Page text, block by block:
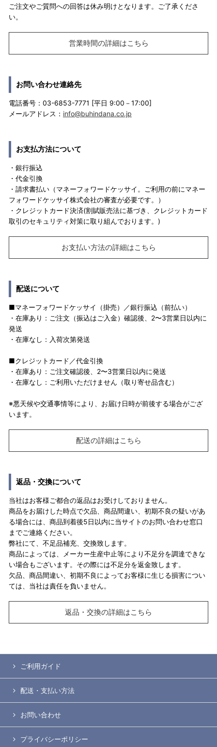
ご注文やご質問への回答は休み明けとなります。ご了承くださ
い。
営業時間の詳細はこちら
お問い合わせ連絡先
電話番号：03-6853-7771 [平日 9:00－17:00]
メールアドレス： info@buhindana.co.jp
お支払方法について
・銀行振込
・代金引換
・請求書払い（マネーフォワードケッサイ。ご利用の前にマネー
フォワードケッサイ株式会社の審査が必要です。）
・クレジットカード決済(割賦販売法に基づき、クレジットカード
取引のセキュリティ対策に取り組んでおります。)
お支払い方法の詳細はこちら
配送について
■マネーフォワードケッサイ（掛売）／銀行振込（前払い）
・在庫あり：ご注文（振込はご入金）確認後、2〜3営業日以内に
発送
・在庫なし：入荷次第発送
■クレジットカード／代金引換
・在庫あり：ご注文確認後、2〜3営業日以内に発送
・在庫なし：ご利用いただけません（取り寄せ品含む）
※悪天候や交通事情等により、お届け日時が前後する場合がござ
います。
配送の詳細はこちら
返品・交換について
当社はお客様ご都合の返品はお受けしておりません。
商品をお届けした時点で欠品、商品間違い、初期不良の疑いがあ
る場合には、商品到着後5日以内に当サイトのお問い合わせ窓口
までご連絡ください。
弊社にて、不足品補充、交換致します。
商品によっては、メーカー生産中止等により不足分を調達できな
い場合もございます。その際には不足分を返金致します。
欠品、商品間違い、初期不良によってお客様に生じる損害につい
ては、当社は責任を負いません。
返品・交換の詳細はこちら
ご利用ガイド
配送・支払い方法
お問い合わせ
プライバシーポリシー